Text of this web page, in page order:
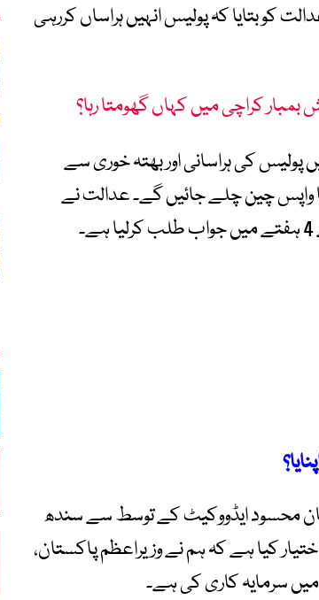
کو بتایا کہ پولیس انہیں ہراساں کررہی
کراچی میں کہاں گھومتا رہا؟
کی ہراسانی اور بھتہ خوری سے
واپس چین چلے جائیں گے۔ عدالت نے
نے پیر رحمان محسود ایڈووکیٹ کے توسط سے سندھ
کیا ہے کہ ہم نے وزیراعظم پاکستان،
سرمایہ کاری کی ہے۔